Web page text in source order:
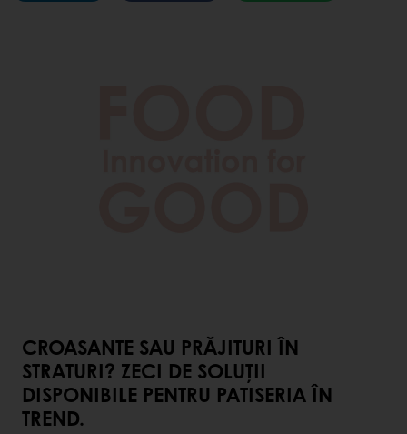
CROASANTE SAU PRĂJITURI ÎN
STRATURI? ZECI DE SOLUȚII
DISPONIBILE PENTRU PATISERIA ÎN
TREND.